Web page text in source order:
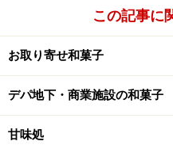
この記事に
お取り寄せ和菓子
デパ地下・商業施設の和菓子
甘味処